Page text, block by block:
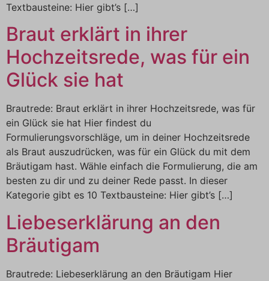
Textbausteine: Hier gibt’s […]
Braut erklärt in ihrer
Hochzeitsrede, was für ein
Glück sie hat
Brautrede: Braut erklärt in ihrer Hochzeitsrede, was für
ein Glück sie hat Hier findest du
Formulierungsvorschläge, um in deiner Hochzeitsrede
als Braut auszudrücken, was für ein Glück du mit dem
Bräutigam hast. Wähle einfach die Formulierung, die am
besten zu dir und zu deiner Rede passt. In dieser
Kategorie gibt es 10 Textbausteine: Hier gibt’s […]
Liebeserklärung an den
Bräutigam
Brautrede: Liebeserklärung an den Bräutigam Hier